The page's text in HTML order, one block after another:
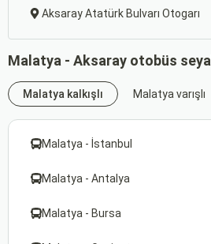
Aksaray Atatürk Bulvarı Otogarı
Malatya - Aksaray otobüs
Malatya kalkışlı Malatya varışlı
Malatya - İstanbul
Malatya - Antalya
Malatya - Bursa